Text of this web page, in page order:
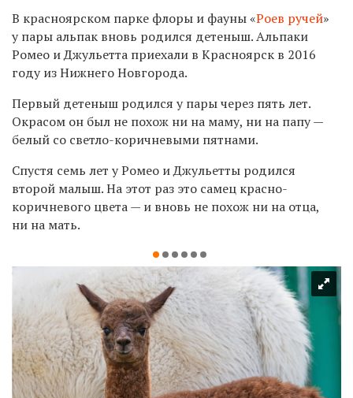
В красноярском парке флоры и фауны «Роев ручей»
у пары альпак вновь родился детеныш. Альпаки
Ромео и Джульетта приехали в Красноярск в 2016
году из Нижнего Новгорода.
Первый детеныш родился у пары через пять лет.
Окрасом он был не похож ни на маму, ни на папу —
белый со светло-коричневыми пятнами.
Спустя семь лет у Ромео и Джульетты родился
второй малыш. На этот раз это самец красно-
коричневого цвета — и вновь не похож ни на отца,
ни на мать.